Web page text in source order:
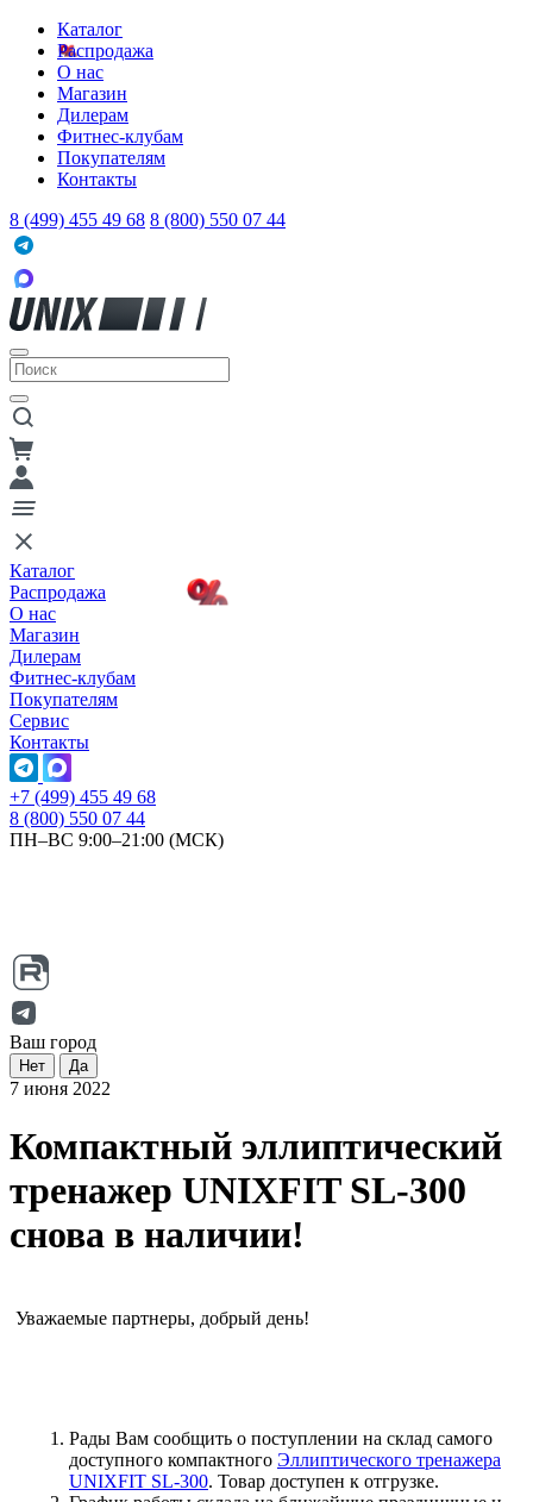
Каталог
Распродажа
О нас
Магазин
Дилерам
Фитнес-клубам
Покупателям
Контакты
8 (499) 455 49 68 8 (800) 550 07 44
Каталог
Распродажа
О нас
Магазин
Дилерам
Фитнес-клубам
Покупателям
Сервис
Контакты
+7 (499) 455 49 68
8 (800) 550 07 44
ПН–ВС 9:00–21:00 (МСК)
Ваш город
Нет Да
7 июня 2022
Компактный эллиптический
тренажер UNIXFIT SL-300
снова в наличии!
Уважаемые партнеры, добрый день!
Рады Вам сообщить о поступлении на склад самого
доступного компактного Эллиптического тренажера
UNIXFIT SL-300. Товар доступен к отгрузке.